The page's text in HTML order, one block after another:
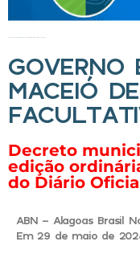
GOVERNO
MACEIÓ
Decreto
edição
do Diário
ABN - Alagoas Brasil
Em 29 de maio de